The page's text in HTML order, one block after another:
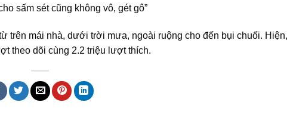
sấm sét cũng không vô, gét gô”
trên mái nhà, dưới trời mưa, ngoài ruộng cho đến bụi chuối. Hiện,
theo dõi cùng 2.2 triệu lượt thích.